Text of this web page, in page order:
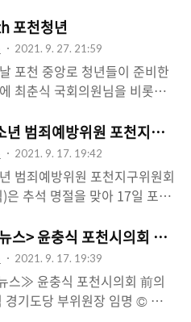
려운 이웃을 살피고 온정을 나
만큼은 걱정으로 부터 자유로
휴가 되었으면 합니다.
포천청년
2021. 9. 27. 21:59
포천 중앙로 청년들이 준비한
최춘식 국회의원님을 비롯한
지의 많은 청년들과 교감의 장
정화운동도 하며 뜻깊은 하루
다. ​ 기도합니다! . . . 담배꽁초
람은 천당에 못가게 막아주세
인자유... 꽁초는 무한책임!!!
모자라 포천천 걷기 추가...
년 범죄예방위원 포천지구위
2021. 9. 17. 19:42
범죄예방위원 포천지구위원회
은 추석 명절을 맞아 17일 포천
)에 생필품 등의 위문품을 전
회장은 센터 관계자들을 격려
19의 영향으로 어려움을 겪고
따뜻한 명절을 보낼 수 있길
청소년 범죄예방위원 포천지
스> 윤충식 포천시의회 前의
2021. 9. 17. 19:39
스≫ 윤충식 포천시의회 前의
경기도당 부위원장 임명 © 포천